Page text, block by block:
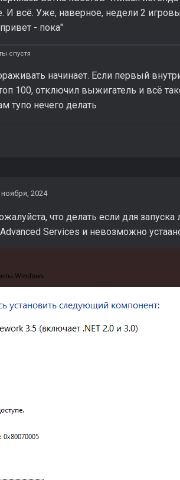
И всё. Уже, наверное, недели 2
- пока"
спустя
начинает. Если первый
100, отключил выжигатель и всё
тупо нечего делать
ноября, 2024
что делать если для запуска
Services и невозможно